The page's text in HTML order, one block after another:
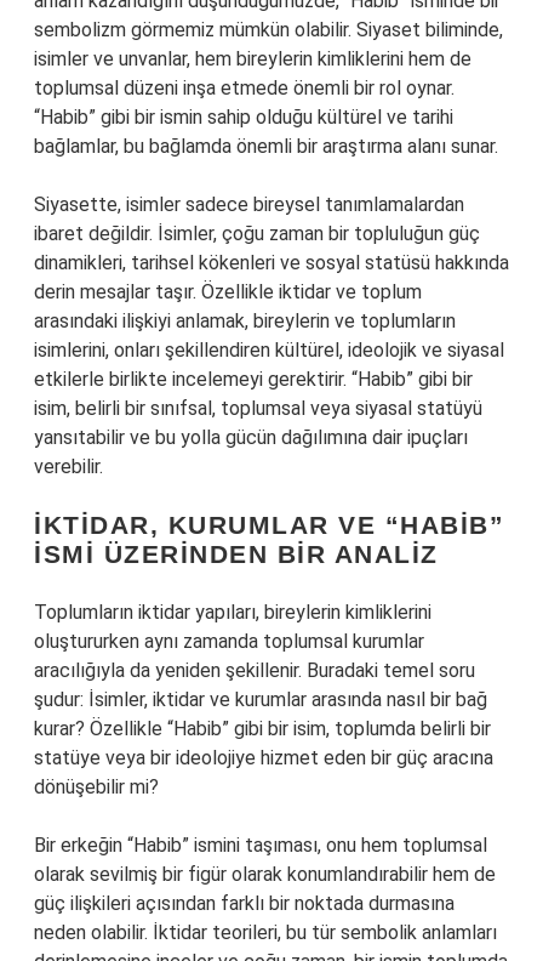
sembolizm görmemiz mümkün olabilir. Siyaset biliminde,
isimler ve unvanlar, hem bireylerin kimliklerini hem de
toplumsal düzeni inşa etmede önemli bir rol oynar.
“Habib” gibi bir ismin sahip olduğu kültürel ve tarihi
bağlamlar, bu bağlamda önemli bir araştırma alanı sunar.
Siyasette, isimler sadece bireysel tanımlamalardan
ibaret değildir. İsimler, çoğu zaman bir topluluğun güç
dinamikleri, tarihsel kökenleri ve sosyal statüsü hakkında
derin mesajlar taşır. Özellikle iktidar ve toplum
arasındaki ilişkiyi anlamak, bireylerin ve toplumların
isimlerini, onları şekillendiren kültürel, ideolojik ve siyasal
etkilerle birlikte incelemeyi gerektirir. “Habib” gibi bir
isim, belirli bir sınıfsal, toplumsal veya siyasal statüyü
yansıtabilir ve bu yolla gücün dağılımına dair ipuçları
verebilir.
İKTIDAR, KURUMLAR VE “HABIB”
İSMI ÜZERINDEN BIR ANALIZ
Toplumların iktidar yapıları, bireylerin kimliklerini
oluştururken aynı zamanda toplumsal kurumlar
aracılığıyla da yeniden şekillenir. Buradaki temel soru
şudur: İsimler, iktidar ve kurumlar arasında nasıl bir bağ
kurar? Özellikle “Habib” gibi bir isim, toplumda belirli bir
statüye veya bir ideolojiye hizmet eden bir güç aracına
dönüşebilir mi?
Bir erkeğin “Habib” ismini taşıması, onu hem toplumsal
olarak sevilmiş bir figür olarak konumlandırabilir hem de
güç ilişkileri açısından farklı bir noktada durmasına
neden olabilir. İktidar teorileri, bu tür sembolik anlamları